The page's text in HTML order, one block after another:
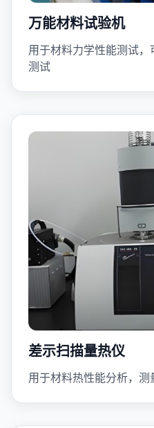
万能材料试验机
用于材料力学性能测试
测试
差示扫描量热仪
用于材料热性能分析，